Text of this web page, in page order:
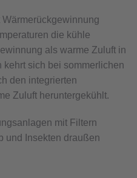
die kühle
als warme Zuluft in
sich bei sommerlichen
den integrierten
Zuluft heruntergekühlt.
mit Filtern
und Insekten draußen